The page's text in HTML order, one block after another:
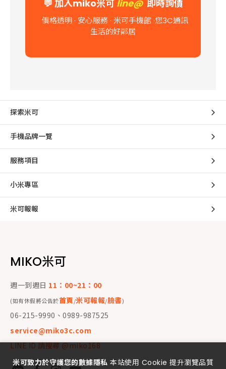
💬 加入miko米可 line@ 即時詢價
價格透明 · 安心服務 · 米可手機館·您3C通訊
生活的好鄰居
探索米可
手機品牌一覽
服務項目
小米專區
米可報報
MIKO米可
週一到週日 11：00~21：00
(如有休假將公告於首頁/米可報報/臉書)
06-215-9990、0989-987525
service@miko3c.com
LINE ID 請搜尋 @miko168
米可致力於守護您的數據隱私 本站使用 Cookie 提升瀏覽品質